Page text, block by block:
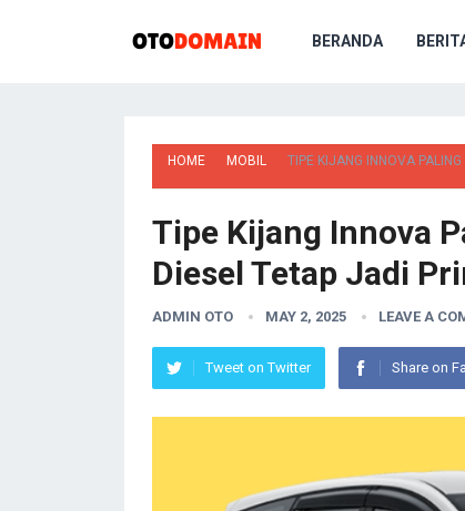
BERANDA
HOME MOBIL TIPE KIJANG INNOVA
Tipe Kijang Innova
Diesel Tetap Jadi
ADMIN OTO MAY 2, 2025 LEAVE A
Tweet on Twitter Share on